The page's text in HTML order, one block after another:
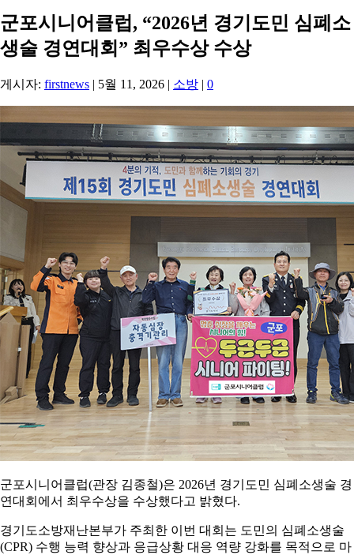
군포시니어클럽, “2026년 경기도민 심폐소
생술 경연대회” 최우수상 수상
게시자: firstnews | 5월 11, 2026 | 소방 | 0
군포시니어클럽(관장 김종철)은 2026년 경기도민 심폐소생술 경
연대회에서 최우수상을 수상했다고 밝혔다.
경기도소방재난본부가 주최한 이번 대회는 도민의 심폐소생술
(CPR) 수행 능력 향상과 응급상황 대응 역량 강화를 목적으로 마